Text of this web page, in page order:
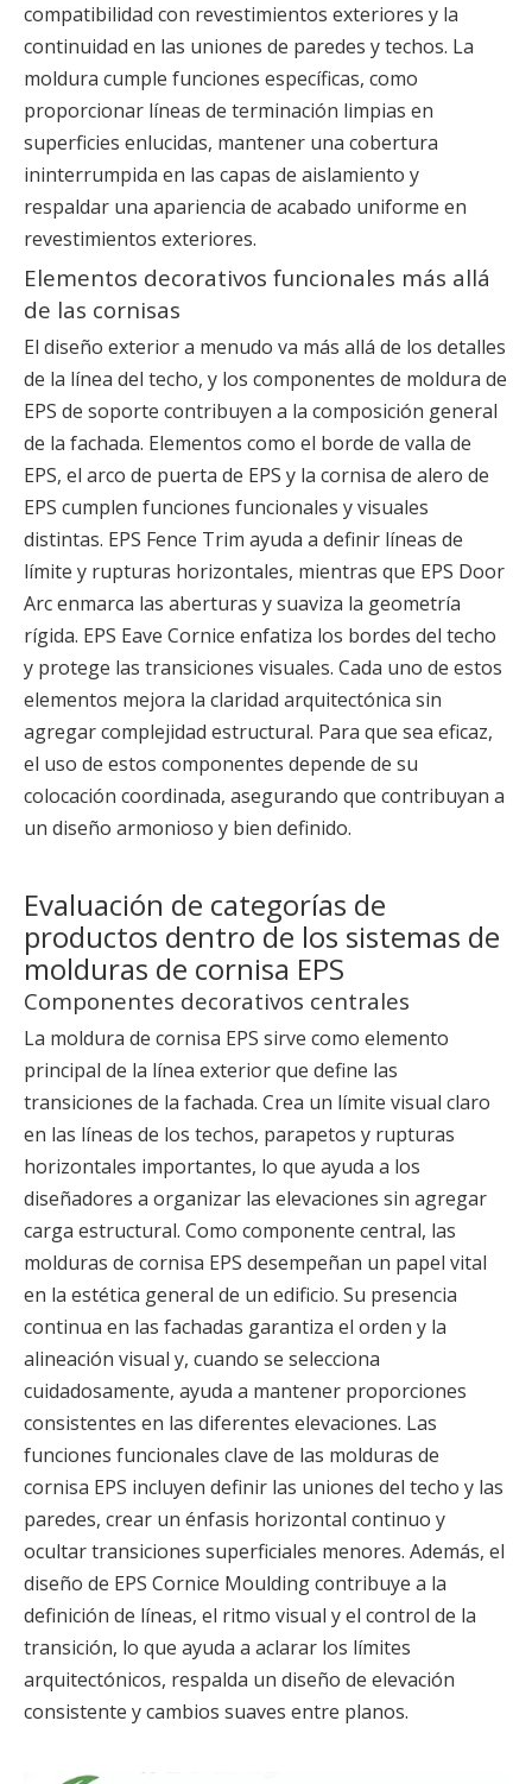
compatibilidad con revestimientos exteriores y la
continuidad en las uniones de paredes y techos. La
moldura cumple funciones específicas, como
proporcionar líneas de terminación limpias en
superficies enlucidas, mantener una cobertura
ininterrumpida en las capas de aislamiento y
respaldar una apariencia de acabado uniforme en
revestimientos exteriores.
Elementos decorativos funcionales más allá
de las cornisas
El diseño exterior a menudo va más allá de los detalles
de la línea del techo, y los componentes de moldura de
EPS de soporte contribuyen a la composición general
de la fachada. Elementos como el borde de valla de
EPS, el arco de puerta de EPS y la cornisa de alero de
EPS cumplen funciones funcionales y visuales
distintas. EPS Fence Trim ayuda a definir líneas de
límite y rupturas horizontales, mientras que EPS Door
Arc enmarca las aberturas y suaviza la geometría
rígida. EPS Eave Cornice enfatiza los bordes del techo
y protege las transiciones visuales. Cada uno de estos
elementos mejora la claridad arquitectónica sin
agregar complejidad estructural. Para que sea eficaz,
el uso de estos componentes depende de su
colocación coordinada, asegurando que contribuyan a
un diseño armonioso y bien definido.
Evaluación de categorías de
productos dentro de los sistemas de
molduras de cornisa EPS
Componentes decorativos centrales
La moldura de cornisa EPS sirve como elemento
principal de la línea exterior que define las
transiciones de la fachada. Crea un límite visual claro
en las líneas de los techos, parapetos y rupturas
horizontales importantes, lo que ayuda a los
diseñadores a organizar las elevaciones sin agregar
carga estructural. Como componente central, las
molduras de cornisa EPS desempeñan un papel vital
en la estética general de un edificio. Su presencia
continua en las fachadas garantiza el orden y la
alineación visual y, cuando se selecciona
cuidadosamente, ayuda a mantener proporciones
consistentes en las diferentes elevaciones. Las
funciones funcionales clave de las molduras de
cornisa EPS incluyen definir las uniones del techo y las
paredes, crear un énfasis horizontal continuo y
ocultar transiciones superficiales menores. Además, el
diseño de EPS Cornice Moulding contribuye a la
definición de líneas, el ritmo visual y el control de la
transición, lo que ayuda a aclarar los límites
arquitectónicos, respalda un diseño de elevación
consistente y cambios suaves entre planos.